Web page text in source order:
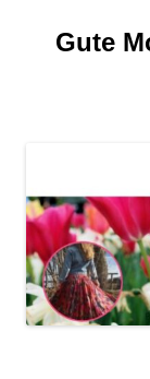
springenGute